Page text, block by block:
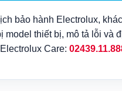
bảo hành Electrolux,
model thiết bị, mô tả lỗi và
Care: